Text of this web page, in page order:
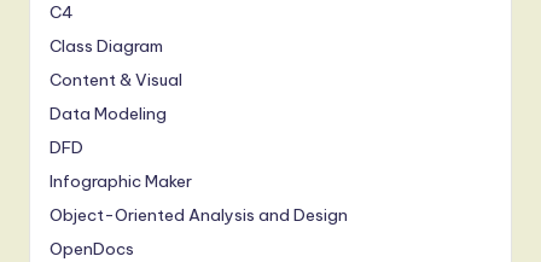
C4
Class Diagram
Content & Visual
Data Modeling
DFD
Infographic Maker
Object-Oriented Analysis and Design
OpenDocs